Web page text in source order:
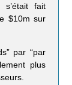
s’était fait
$10m sur
par “par
plus